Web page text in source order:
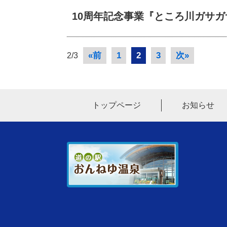
10周年記念事業『ところ川ガサ
2/3 «前 1 2 3 次»
トップページ お知らせ